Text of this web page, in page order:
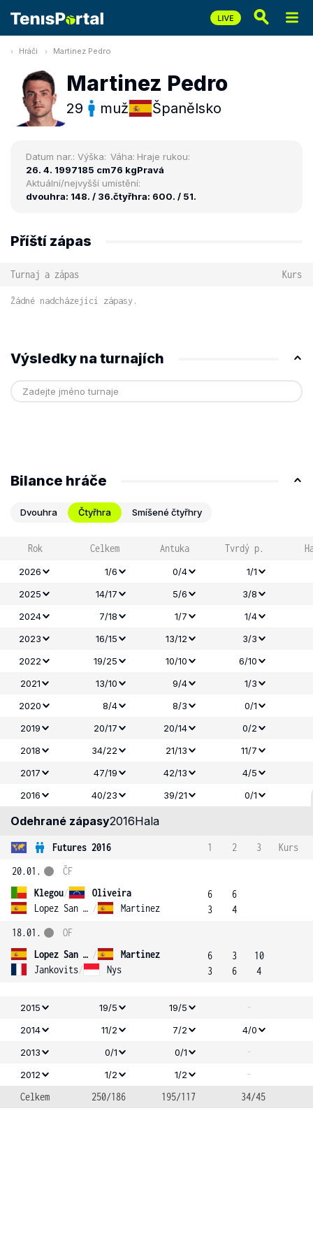
Hráči Martinez Pedro
Martinez Pedro
29 muž Španělsko
Datum nar.:
26. 4. 1997
Výška:
185 cm
Váha:
76 kg
Hraje rukou:
Pravá
Aktuální/nejvyšší umístění:
dvouhra: 148. / 36.čtyřhra: 600. / 51.
Příští zápas
Turnaj a zápas Kurs
Žádné nadcházející zápasy.
Výsledky na turnajích
Bilance hráče
Dvouhra Čtyřhra Smíšené čtyřhry
Rok Celkem Antuka Tvrdý p.
2026 1/6 0/4
1/1
2025
14/17 5/6
3/8
2024
7/18 1/7
1/4
2023
16/15 13/12
3/3
2022
19/25 10/10
6/10
2021
13/10 9/4 1/3
2020
8/4 8/3
0/1
2019
20/17 20/14
0/2
2018
34/22 21/13 11/7
2017
47/19 42/13
4/5
2016
40/23 39/21 0/1
Odehrané zápasy2016Hala
Futures 2016 1 2 3
Kurs
20.01.
Klegou/
Oliveira
Lopez San Martin / Martinez
ČF
6
3
6
4
18.01.
Lopez San Martin /
Martinez
Jankovits/ Nys
OF
6
3
3
6
10
4
2015 19/5 19/5 -
2014 11/2 7/2
4/0
2013
0/1 0/1 -
2012 1/2 1/2
-
Celkem
250/186 195/117 34/45